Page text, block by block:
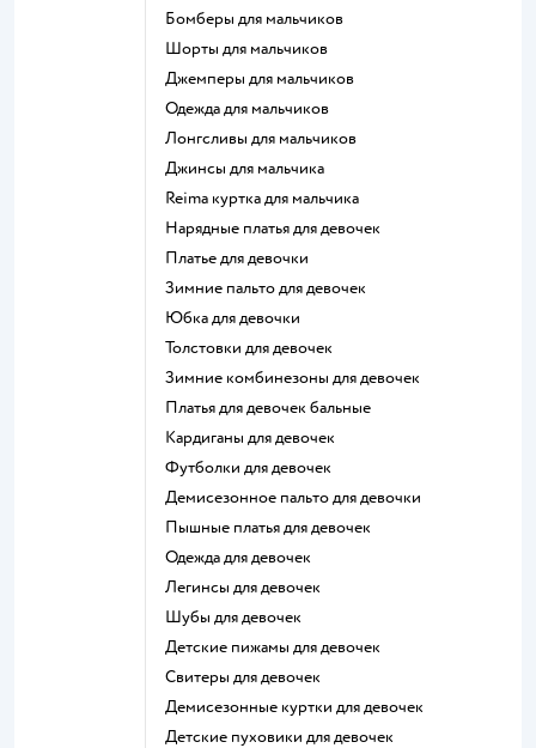
Бомберы для мальчиков
Шорты для мальчиков
Джемперы для мальчиков
Одежда для мальчиков
Лонгсливы для мальчиков
Джинсы для мальчика
Reima куртка для мальчика
Нарядные платья для девочек
Платье для девочки
Зимние пальто для девочек
Юбка для девочки
Толстовки для девочек
Зимние комбинезоны для девочек
Платья для девочек бальные
Кардиганы для девочек
Футболки для девочек
Демисезонное пальто для девочки
Пышные платья для девочек
Одежда для девочек
Легинсы для девочек
Шубы для девочек
Детские пижамы для девочек
Свитеры для девочек
Демисезонные куртки для девочек
Детские пуховики для девочек